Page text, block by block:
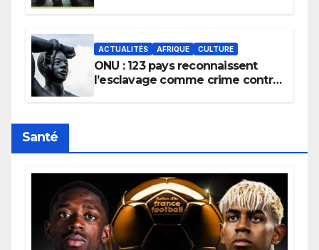
ACTUALITÉS AFRIQUE CULTURE
ONU : 123 pays reconnaissent
l’esclavage comme crime contre
Santé